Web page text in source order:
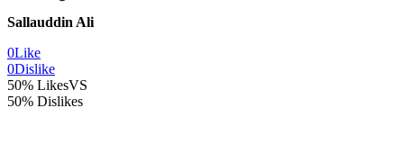
Sallauddin Ali
0Like
0Dislike
50% LikesVS
50% Dislikes